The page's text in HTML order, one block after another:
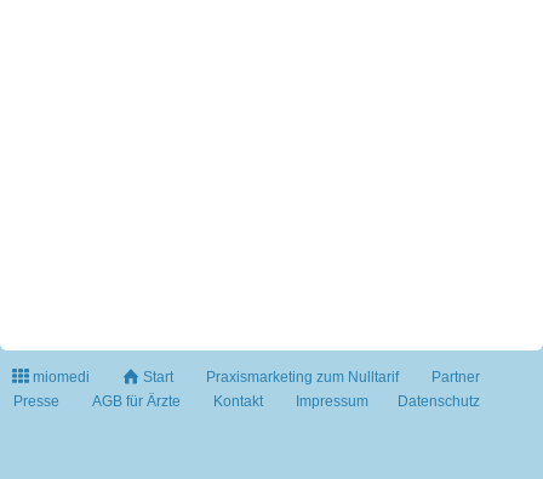
miomedi Start Praxismarketing zum Nulltarif
Partner
Presse
AGB für Ärzte Kontakt Impressum Datenschutz